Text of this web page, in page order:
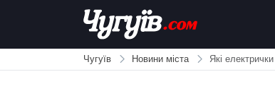
Chuguiv
Чугуїв Новини міста Які